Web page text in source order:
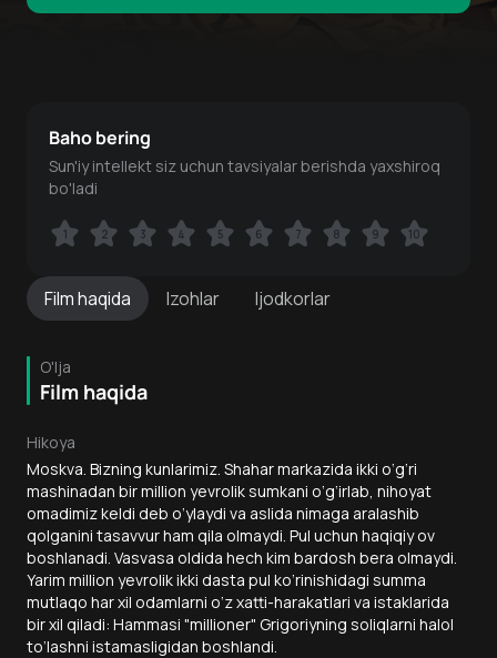
Filmhaqida Izohlar Ijodkorlar
O'lja
Film haqida
Hikoya
Moskva. Bizning kunlarimiz. Shahar markazida ikki o‘g‘ri
mashinadan bir million yevrolik sumkani o‘g‘irlab, nihoyat
omadimiz keldi deb o‘ylaydi va aslida nimaga aralashib
qolganini tasavvur ham qila olmaydi. Pul uchun haqiqiy ov
boshlanadi. Vasvasa oldida hech kim bardosh bera olmaydi.
Yarim million yevrolik ikki dasta pul ko‘rinishidagi summa
mutlaqo har xil odamlarni o‘z xatti-harakatlari va istaklarida
bir xil qiladi: Hammasi "millioner" Grigoriyning soliqlarni halol
to‘lashni istamasligidan boshlandi.
Baho bering
Sun'iy intellekt siz uchun tavsiyalar berishda yaxshiroq
bo'ladi
1 2 3 4 5 6 7 8 9 10
1 2 3 4 5 6 7 8 9 10